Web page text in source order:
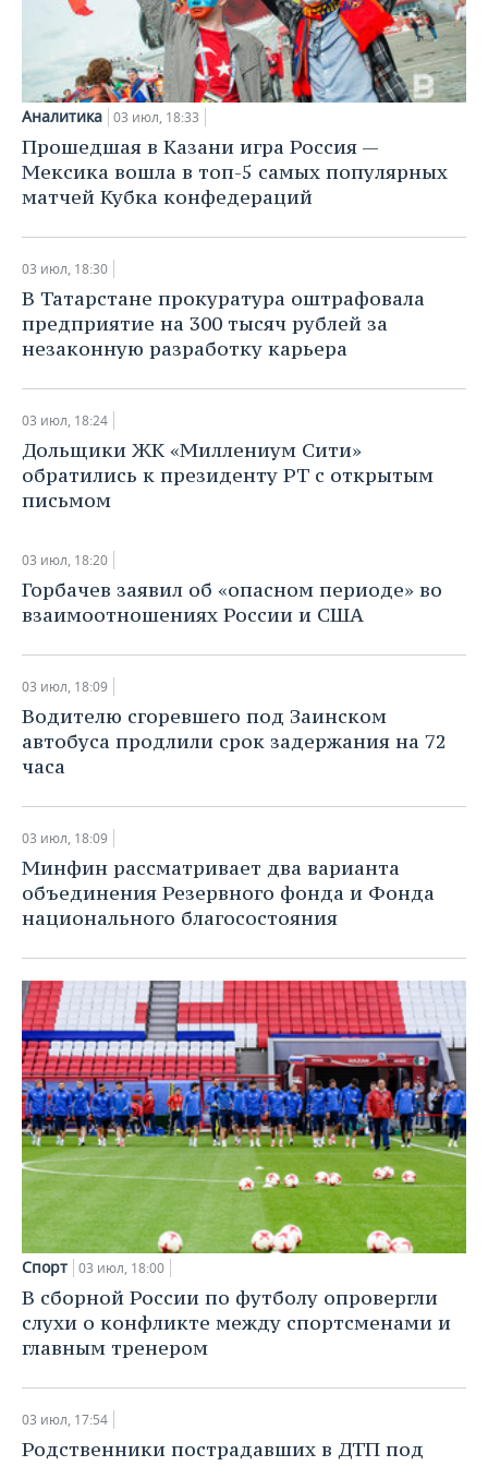
НЕФТЕХИМИЯ
НЕФТЬ
ОПК
ЭНЕРГЕТИКА
РОЗНИЧНАЯ ТОРГОВЛЯ
ТРАНСПОРТ
УСЛУГИ
НОВОСТИ ТЕХНОЛОГИЙ
IT
МЕДИА
ТЕЛЕКОММУНИКАЦИИ
МЕРОПРИЯТИЯ
НОВОСТИ МЕРОПРИЯТИЙ
ВЫЕЗДНАЯ РЕДАКЦИЯ
БИЗНЕС-БРАНЧИ
ONLINE-КОНФЕРЕНЦИИ
ОТКРЫТАЯ ЛЕКЦИЯ
СПОРТ
НОВОСТИ СПОРТА
ФУТБОЛ
ХОККЕЙ
БАСКЕТБОЛ
ВОЛЕЙБОЛ
КИБЕРСПОРТ
ФИГУРНОЕ КАТАНИЕ
ВОДНЫЕ ВИДЫ СПОРТА
ОБЩЕСТВО
НОВОСТИ ОБЩЕСТВА
ВЛАСТЬ
ИНФРАСТРУКТУРА
ИСТОРИЯ
КУЛЬТУРА
МЕДИЦИНА
ОБРАЗОВАНИЕ
ФОТОГАЛЕРЕЯ
СЮЖЕТЫ
СПРАВОЧНИК
СПИСОК ПЕРСОН
СПИСОК КОМПАНИЙ
ПОЛНАЯ ВЕРСИЯ
Аналитика 03 июл, 18:33
Прошедшая в Казани игра Россия —
Мексика вошла в топ-5 самых популярных
матчей Кубка конфедераций
03 июл, 18:30
В Татарстане прокуратура оштрафовала
предприятие на 300 тысяч рублей за
незаконную разработку карьера
03 июл, 18:24
Дольщики ЖК «Миллениум Сити»
обратились к президенту РТ с открытым
письмом
03 июл, 18:20
Горбачев заявил об «опасном периоде» во
взаимоотношениях России и США
03 июл, 18:09
Водителю сгоревшего под Заинском
автобуса продлили срок задержания на 72
часа
03 июл, 18:09
Минфин рассматривает два варианта
объединения Резервного фонда и Фонда
национального благосостояния
Спорт 03 июл, 18:00
В сборной России по футболу опровергли
слухи о конфликте между спортсменами и
главным тренером
03 июл, 17:54
Родственники пострадавших в ДТП под